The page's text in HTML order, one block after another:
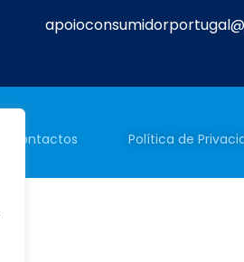
Contactos Política de